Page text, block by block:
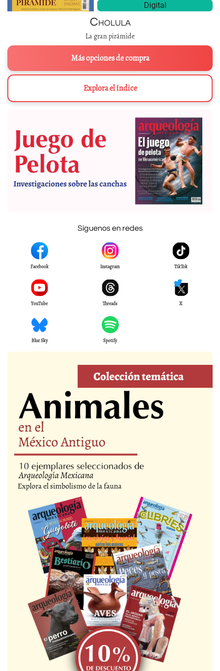
Digital
Cholula
La gran pirámide
Más opciones de compra
Explora el índice
Síguenos en redes
Facebook Instagram TikTok
YouTube Threads X
Blue Sky Spotify